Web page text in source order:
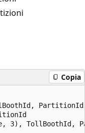
Copia
PartitionId
3), TollBoothId,